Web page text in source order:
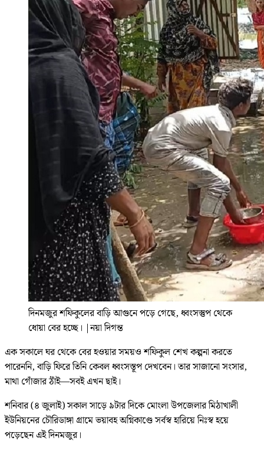
দিনমজুর শফিকুলের বাড়ি আগুনে পড়ে গেছে, ধ্বংসস্তুপ থেকে
ধোয়া বের হচ্ছে। |নয়া দিগন্ত
এক সকালে ঘর থেকে বের হওয়ার সময়ও শফিকুল শেখ কল্পনা করতে
পারেননি, বাড়ি ফিরে তিনি কেবল ধ্বংসস্তূপ দেখবেন। তার সাজানো সংসার,
মাথা গোঁজার ঠাঁই—সবই এখন ছাই।
শনিবার (৪ জুলাই) সকাল সাড়ে ৯টার দিকে মোংলা উপজেলার মিঠাখালী
ইউনিয়নের চৌরিডাঙ্গা গ্রামে ভয়াবহ অগ্নিকাণ্ডে সর্বস্ব হারিয়ে নিঃস্ব হয়ে
পড়েছেন এই দিনমজুর।